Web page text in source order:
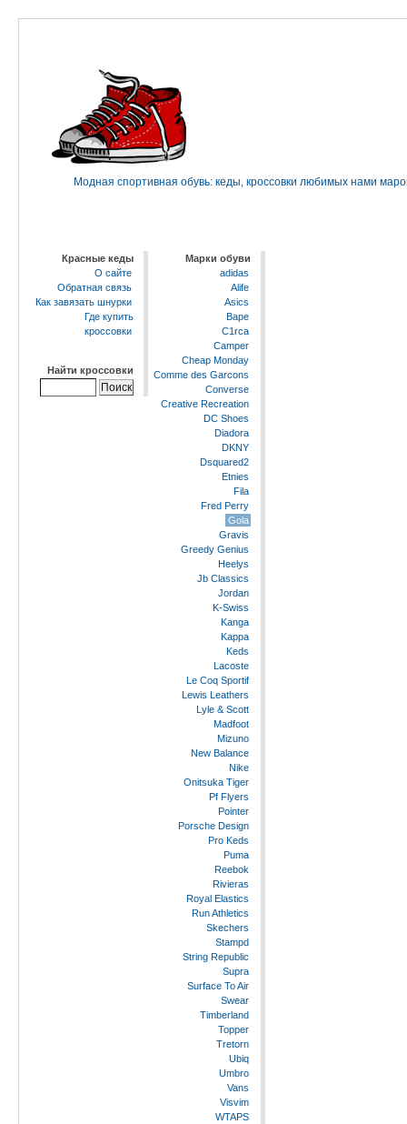
Модная спортивная обувь: кеды, кроссовки любимых нами
Красные кеды
О сайте
Обратная связь
Как завязать шнурки
Где купить
кроссовки
Найти кроссовки
Марки обуви
adidas
Alife
Asics
Bape
C1rca
Camper
Cheap Monday
Comme des Garcons
Converse
Creative Recreation
DC Shoes
Diadora
DKNY
Dsquared2
Etnies
Fila
Fred Perry
Gola
Gravis
Greedy Genius
Heelys
Jb Classics
Jordan
K-Swiss
Kanga
Kappa
Keds
Lacoste
Le Coq Sportif
Lewis Leathers
Lyle & Scott
Madfoot
Mizuno
New Balance
Nike
Onitsuka Tiger
Pf Flyers
Pointer
Porsche Design
Pro Keds
Puma
Reebok
Rivieras
Royal Elastics
Run Athletics
Skechers
Stampd
String Republic
Supra
Surface To Air
Swear
Timberland
Topper
Tretorn
Ubiq
Umbro
Vans
Visvim
WTAPS